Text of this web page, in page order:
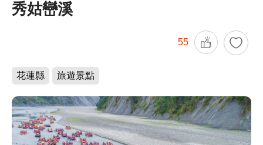
秀姑巒溪
55
花蓮縣 旅遊景點